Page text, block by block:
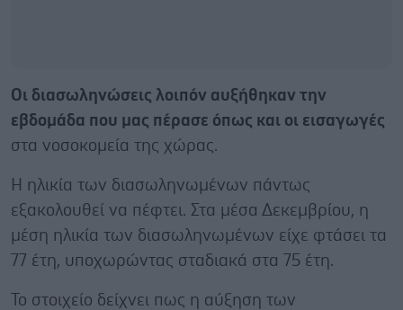
Οι διασωληνώσεις λοιπόν αυξήθηκαν την
εβδομάδα που μας πέρασε όπως και οι εισαγωγές
στα νοσοκομεία της χώρας.
Η ηλικία των διασωληνωμένων πάντως
εξακολουθεί να πέφτει. Στα μέσα Δεκεμβρίου, η
μέση ηλικία των διασωληνωμένων είχε φτάσει τα
77 έτη, υποχωρώντας σταδιακά στα 75 έτη.
Το στοιχείο δείχνει πως η αύξηση των